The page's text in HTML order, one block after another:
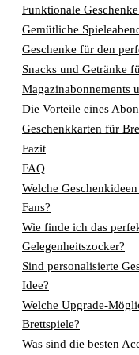
Funktionale
Gemütliche
Geschenke für den
Snacks und Getränke
Magazinabonnements
Die Vorteile eines
Geschenkkarten für
Fazit
FAQ
Welche
Fans?
Wie finde ich das
Gelegenheitszocker?
Sind personalisierte
Idee?
Welche Upgrade-
Brettspiele?
Was sind die besten